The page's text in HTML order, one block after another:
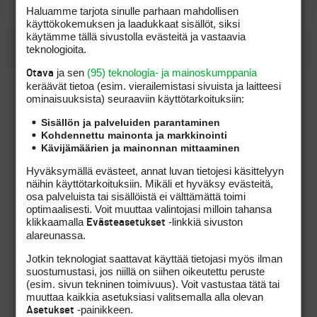
Haluamme tarjota sinulle parhaan mahdollisen
käyttökokemuksen ja laadukkaat sisällöt, siksi
käytämme tällä sivustolla evästeitä ja vastaavia
teknologioita.
Otava ja sen (95) teknologia- ja mainoskumppania
keräävät tietoa (esim. vierailemis­tasi sivuista ja laitteesi
ominaisuuk­sista) seuraaviin käyttötarkoituksiin:
Sisällön ja palveluiden parantaminen
Kohdennettu mainonta ja markkinointi
Kävijämäärien ja mainonnan mittaaminen
Hyväksymällä evästeet, annat luvan tietojesi käsittelyyn
näihin käyttötarkoituksiin. Mikäli et hyväksy evästeitä,
osa palveluista tai sisällöistä ei välttämättä toimi
optimaalisesti. Voit muuttaa valintojasi milloin tahansa
klikkaamalla Evästeasetukset -linkkiä sivuston
alareunassa.
Jotkin teknologiat saattavat käyttää tietojasi myös ilman
suostumustasi, jos niillä on siihen oikeutettu peruste
(esim. sivun tekninen toimivuus). Voit vastustaa tätä tai
muuttaa kaikkia asetuksiasi valitsemalla alla olevan
Asetukset -painikkeen.